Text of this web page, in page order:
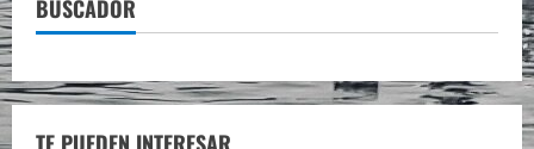
ha
veces
este
BUSCADOR